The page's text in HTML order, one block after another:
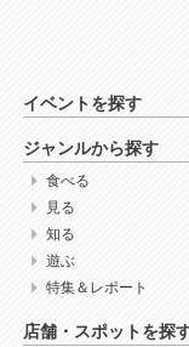
イベントを探す
ジャンルから探す
食べる
見る
知る
遊ぶ
特集＆レポート
店舗・スポットを探